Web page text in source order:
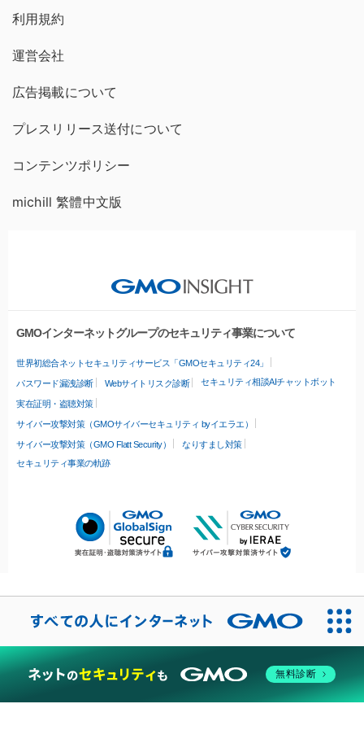
利用規約
運営会社
広告掲載について
プレスリリース送付について
コンテンツポリシー
michill 繁體中文版
GMOインターネットグループのセキュリティ事業について
世界初総合ネットセキュリティサービス「GMOセキュリティ24」
パスワード漏洩診断 Webサイトリスク診断 セキュリティ相談AIチャットボット
実在証明・盗聴対策
サイバー攻撃対策（GMOサイバーセキュリティ byイエラエ）
サイバー攻撃対策（GMO Flatt Security）
なりすまし対策
セキュリティ事業の軌跡
無料診断